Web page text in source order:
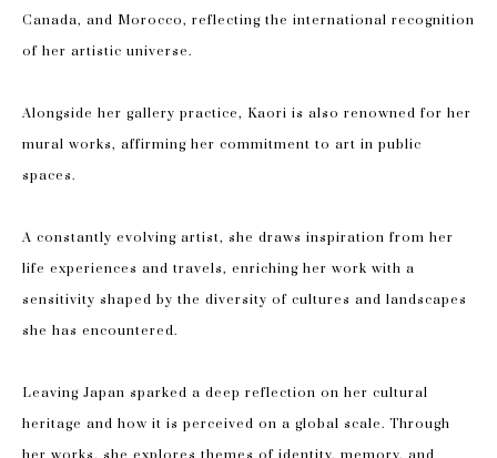
Canada, and Morocco, reflecting the international recognition
of her artistic universe.
Alongside her gallery practice, Kaori is also renowned for her
mural works, affirming her commitment to art in public
spaces.
A constantly evolving artist, she draws inspiration from her
life experiences and travels, enriching her work with a
sensitivity shaped by the diversity of cultures and landscapes
she has encountered.
Leaving Japan sparked a deep reflection on her cultural
heritage and how it is perceived on a global scale. Through